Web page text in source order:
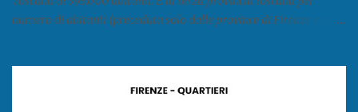
numero di abitanti (preceduta solo dalle province di Firenze e Pisa)
a est con le province di Pistoia e di Firenze, a sud con la provincia di